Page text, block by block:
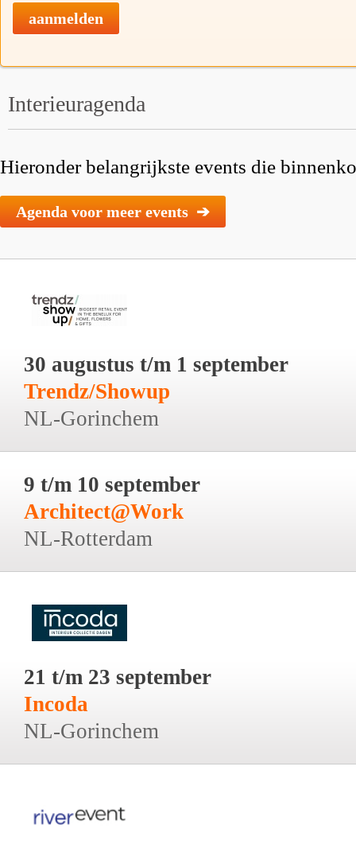
aanmelden
Interieuragenda
Hieronder belangrijkste events die
Agenda voor meer events ➔
30 augustus t/m 1 september
Trendz/Showup
NL-Gorinchem
9 t/m 10 september
Architect@Work
NL-Rotterdam
21 t/m 23 september
Incoda
NL-Gorinchem